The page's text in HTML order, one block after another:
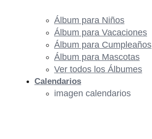
Álbum para Niños
Álbum para Vacaciones
Álbum para Cumpleaños
Álbum para Mascotas
Ver todos los Álbumes
Calendarios
imagen calendarios